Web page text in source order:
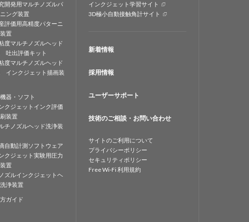
開発用マルチノズルパ
ング装置
評価用高精度パターニ
置
度マルチノズルヘッド
吐出評価キット
度マルチノズルヘッド
インクジェット描画装
器・ソフト
クジェットインク評価
装置
チノズルヘッド洗浄装
自動計測ソフトウェア
クジェット実験用圧力
置
ズルインクジェットヘ
浄装置
ガイド
インクジェット学習サイト
3D極小自動接触角計サイト
新着情報
採用情報
ユーザーサポート
技術のご相談・お問い合わせ
サイトのご利用について
プライバシーポリシー
セキュリティポリシー
Free Wi-Fi 利用規約